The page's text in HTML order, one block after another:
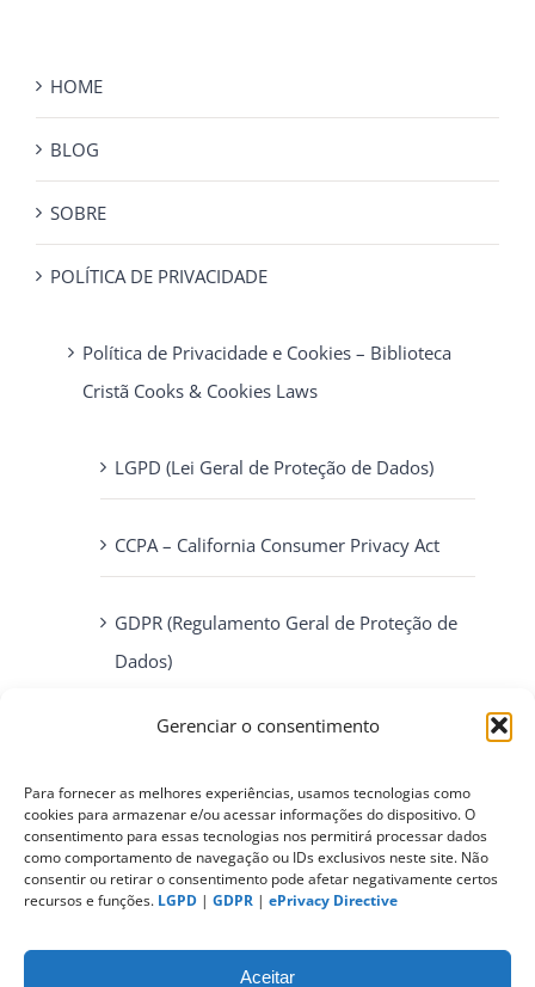
Gerenciar o consentimento
Para fornecer as melhores experiências, usamos tecnologias como
cookies para armazenar e/ou acessar informações do dispositivo. O
consentimento para essas tecnologias nos permitirá processar dados
como comportamento de navegação ou IDs exclusivos neste site. Não
consentir ou retirar o consentimento pode afetar negativamente certos
recursos e funções. LGPD | GDPR | ePrivacy Directive
Aceitar
HOME
BLOG
SOBRE
POLÍTICA DE PRIVACIDADE
Política de Privacidade e Cookies – Biblioteca
Cristã Cooks & Cookies Laws
LGPD (Lei Geral de Proteção de Dados)
CCPA – California Consumer Privacy Act
GDPR (Regulamento Geral de Proteção de
Dados)
ePrivacy Directive (Diretiva ePrivacidade)
PIPEDA (Personal Information Protection
and Electronic Documents Act)
CONTATO